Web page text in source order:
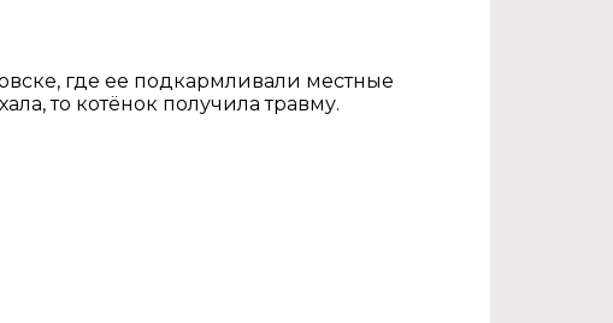
где ее подкармливали местные
то котёнок получила травму.